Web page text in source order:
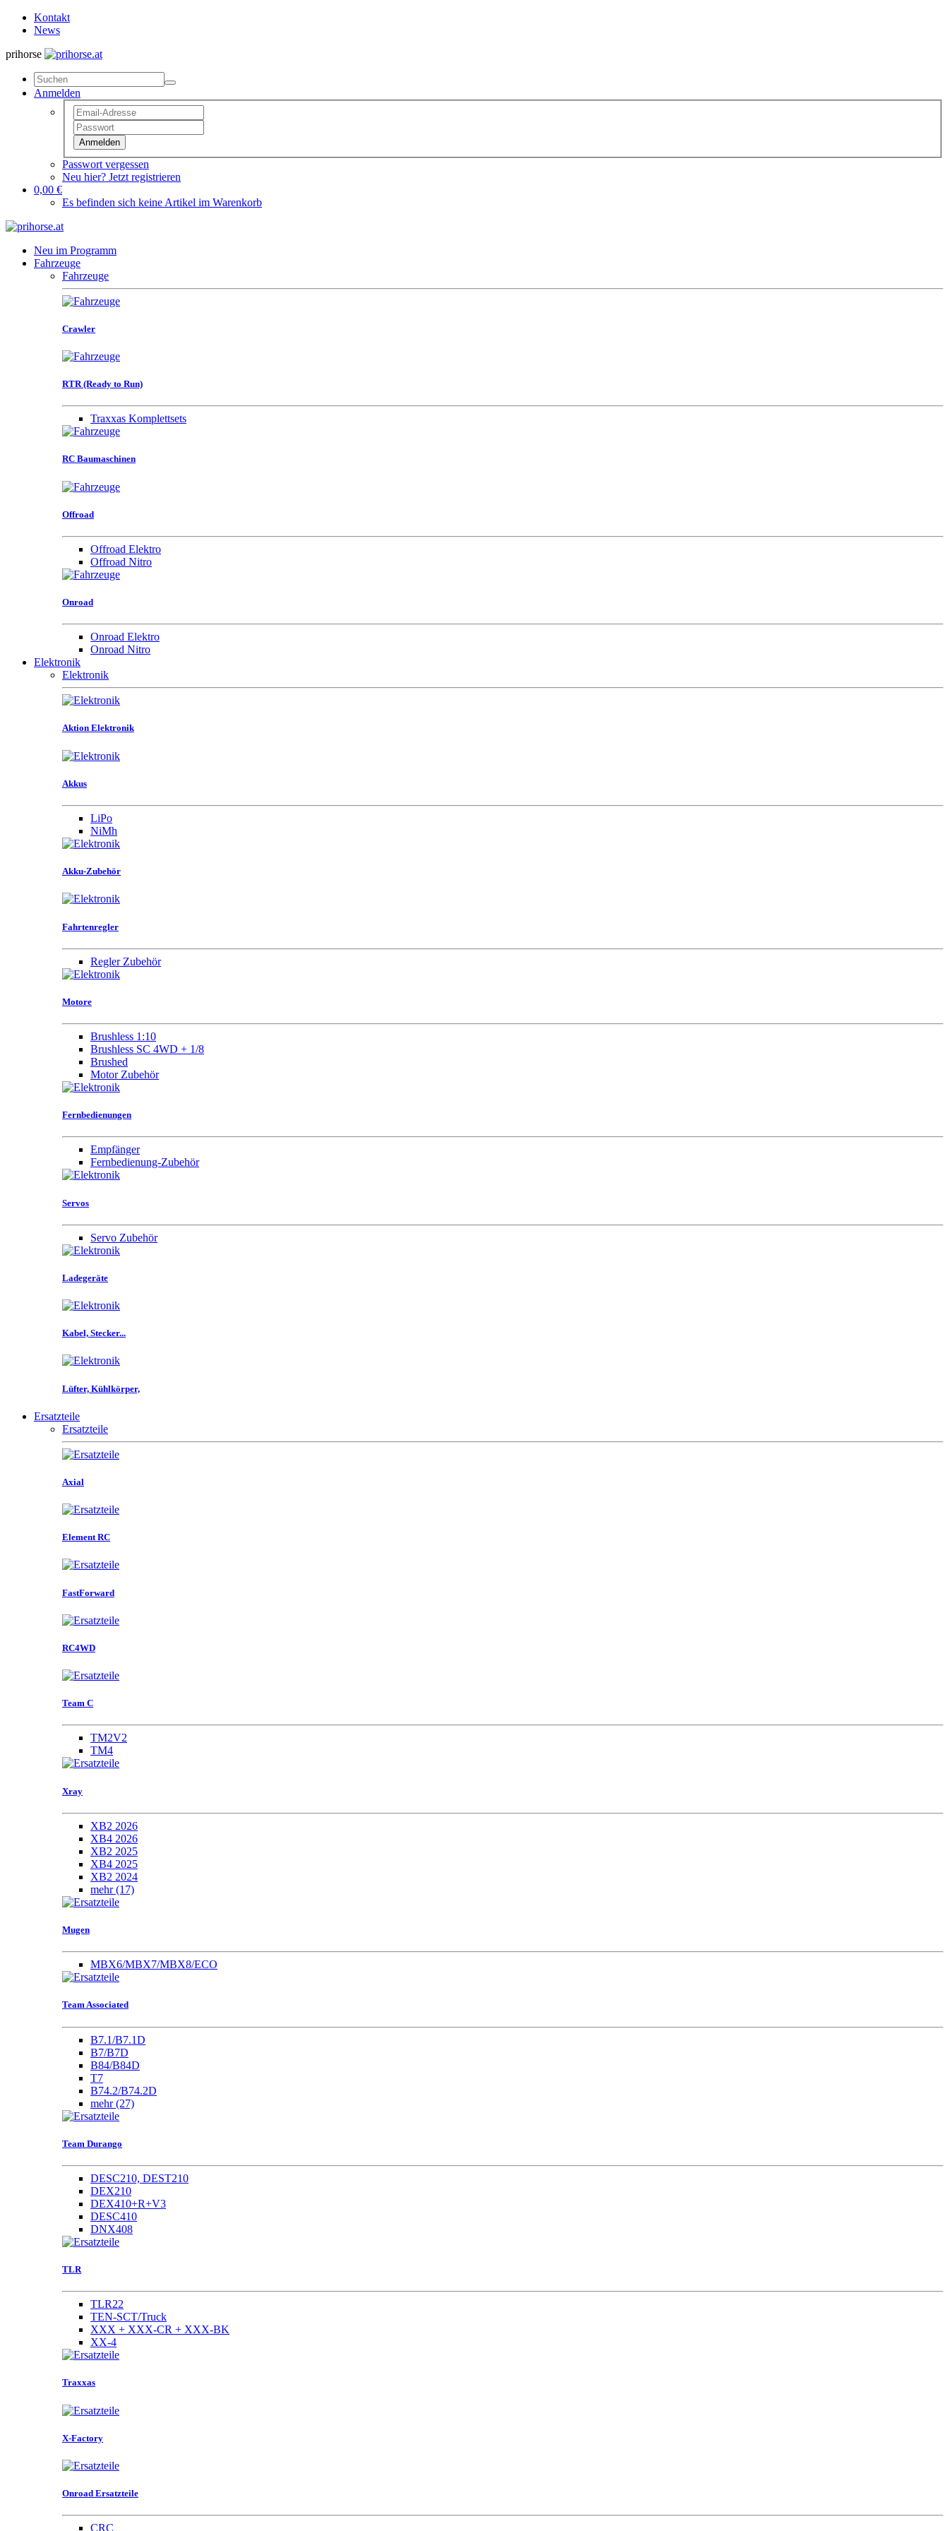
Kontakt
News
prihorse
Anmelden
Anmelden
Passwort vergessen
Neu hier? Jetzt registrieren
0,00 €
Es befinden sich keine Artikel im Warenkorb
Neu im Programm
Fahrzeuge
Fahrzeuge
Crawler
RTR (Ready to Run)
Traxxas Komplettsets
RC Baumaschinen
Offroad
Offroad Elektro
Offroad Nitro
Onroad
Onroad Elektro
Onroad Nitro
Elektronik
Elektronik
Aktion Elektronik
Akkus
LiPo
NiMh
Akku-Zubehör
Fahrtenregler
Regler Zubehör
Motore
Brushless 1:10
Brushless SC 4WD + 1/8
Brushed
Motor Zubehör
Fernbedienungen
Empfänger
Fernbedienung-Zubehör
Servos
Servo Zubehör
Ladegeräte
Kabel, Stecker...
Lüfter, Kühlkörper,
Ersatzteile
Ersatzteile
Axial
Element RC
FastForward
RC4WD
Team C
TM2V2
TM4
Xray
XB2 2026
XB4 2026
XB2 2025
XB4 2025
XB2 2024
mehr(17)
Mugen
MBX6/MBX7/MBX8/ECO
Team Associated
B7.1/B7.1D
B7/B7D
B84/B84D
T7
B74.2/B74.2D
mehr(27)
Team Durango
DESC210, DEST210
DEX210
DEX410+R+V3
DESC410
DNX408
TLR
TLR22
TEN-SCT/Truck
XXX + XXX-CR + XXX-BK
XX-4
Traxxas
X-Factory
Onroad Ersatzteile
CRC